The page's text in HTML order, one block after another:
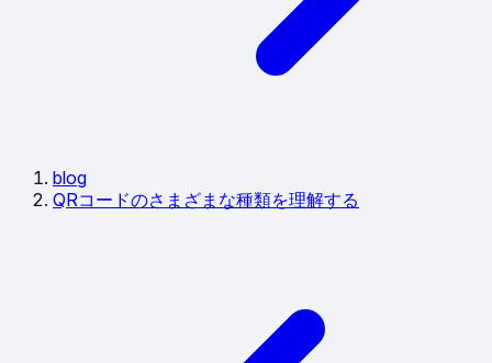
blog
QRコードのさまざまな種類を理解する